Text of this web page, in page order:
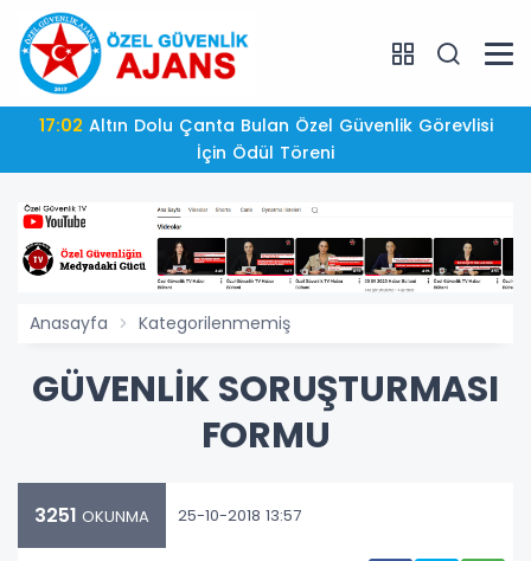
17:02
İçin Ödül Töreni
Anasayfa Kategorilenmemiş
GÜVENLİK SORUŞTURMASI
FORMU
3251 OKUNMA 25-10-2018 13:57